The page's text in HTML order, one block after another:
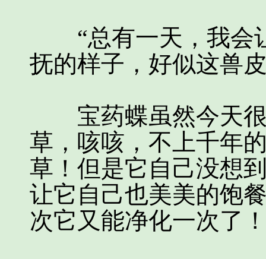
“总有一天，我会
抚的样子，好似这兽
宝药蝶虽然今天很
草，咳咳，不上千年
草！但是它自己没想
让它自己也美美的饱
次它又能净化一次了